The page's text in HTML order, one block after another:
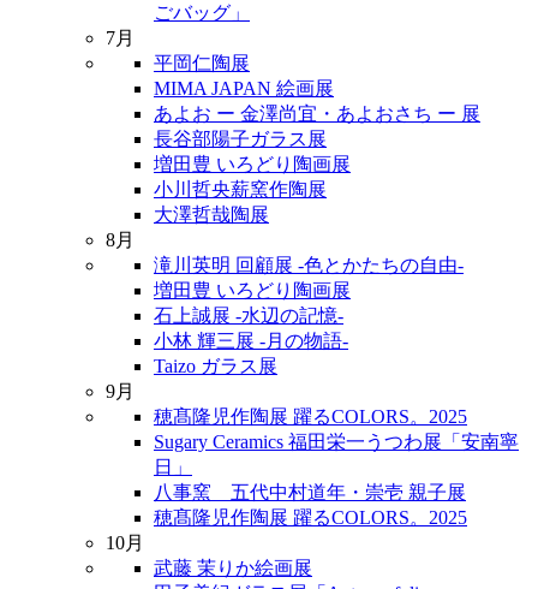
ごバッグ」
7月
平岡仁陶展
MIMA JAPAN 絵画展
あよお ー 金澤尚宜・あよおさち ー 展
長谷部陽子ガラス展
増田豊 いろどり陶画展
小川哲央薪窯作陶展
大澤哲哉陶展
8月
滝川英明 回顧展 -色とかたちの自由-
増田豊 いろどり陶画展
石上誠展 -水辺の記憶-
小林 輝三展 -月の物語-
Taizo ガラス展
9月
穂髙隆児作陶展 躍るCOLORS。2025
Sugary Ceramics 福田栄一うつわ展「安南寧
日」
八事窯 五代中村道年・崇壱 親子展
穂髙隆児作陶展 躍るCOLORS。2025
10月
武藤 茉りか絵画展